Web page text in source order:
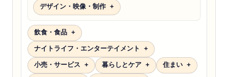
デザイン・映像・制作
飲食・食品
ナイトライフ・エンターテイメント
小売・サービス 暮らしとケア 住まい